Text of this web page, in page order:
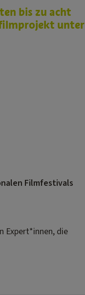
bis zu acht
unter
Filmfestivals
Expert*innen, die